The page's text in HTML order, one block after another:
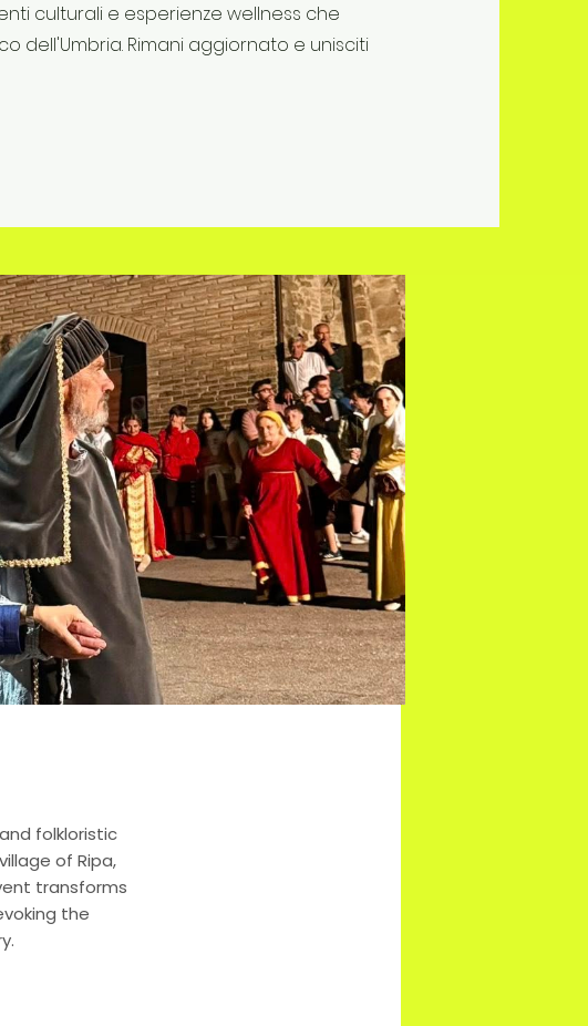
culturali e esperienze wellness che
dell'Umbria. Rimani aggiornato e unisciti
folkloristic
of Ripa,
transforms
the